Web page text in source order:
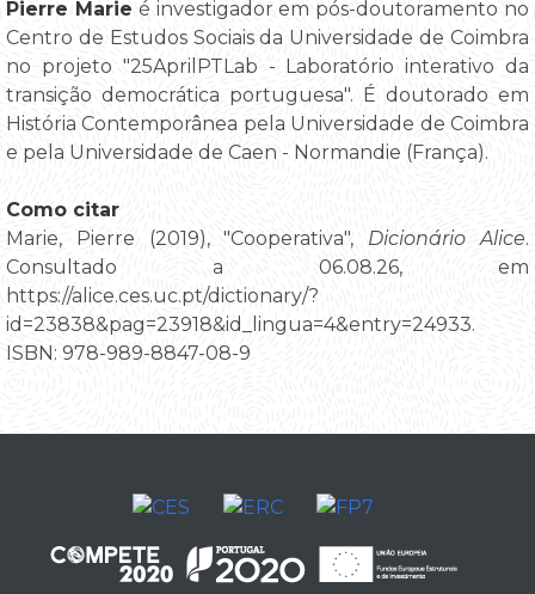
Pierre Marie é investigador em pós-doutoramento no
Centro de Estudos Sociais da Universidade de Coimbra
no projeto "25AprilPTLab - Laboratório interativo da
transição democrática portuguesa". É doutorado em
História Contemporânea pela Universidade de Coimbra
e pela Universidade de Caen - Normandie (França).
Como citar
Marie, Pierre (2019), "Cooperativa", Dicionário Alice.
Consultado a 06.08.26, em
https://alice.ces.uc.pt/dictionary/?
id=23838&pag=23918&id_lingua=4&entry=24933.
ISBN: 978-989-8847-08-9